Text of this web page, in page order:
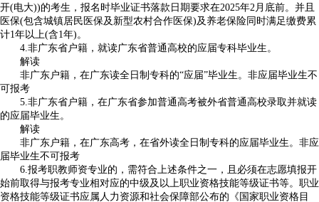
开(电大))的考生，报名时毕业证书落款日期要求在2025年2月底前。并且
医保(包含城镇居民医保及新型农村合作医保)及养老保险同时满足缴费累
计1年以上(含1年)。
4.非广东省户籍，就读广东省普通高校的应届专科毕业生。
解读
非广东户籍，在广东读全日制专科的“应届”毕业生。非应届毕业生不
可报考
5.非广东省户籍，在广东省参加普通高考被外省普通高校录取并就读
的应届毕业生。
解读
非广东户籍，在广东高考，在省外读全日制专科的应届毕业生。非应
届毕业生不可报考
6.报考职教师资专业的，需符合上述条件之一，且必须在志愿填报开
始前取得与报考专业相对应的中级及以上职业资格技能等级证书等。职业
资格技能等级证书应属人力资源和社会保障部公布的《国家职业资格目